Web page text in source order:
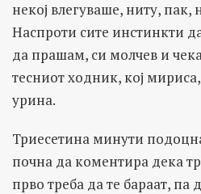
некој влегуваше, ниту, пак,
Наспроти сите инстинкти
да прашам, си молчев и
тесниот ходник, кој
урина.
Триесетина минути
почна да коментира дека
прво треба да те бараат, па